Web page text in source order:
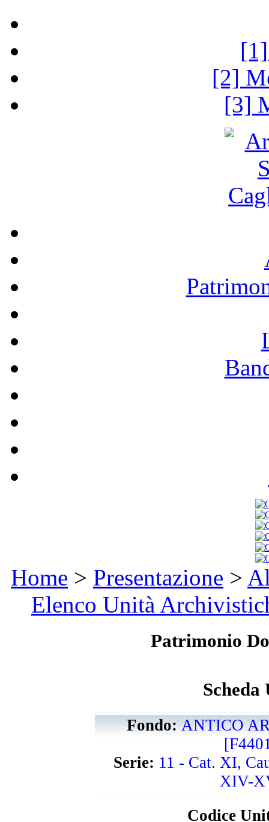
[2]
[3]
Home > Presentazione >
Elenco Unità
Patrimonio
Scheda
Fondo:ANTICO
Serie: 11 - Cat. XI,
XIV-
Codice